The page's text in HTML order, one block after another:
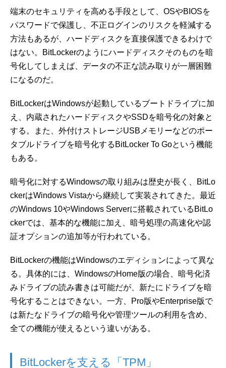
端末のセキュリティを高める手段として、OSやBIOSを
パスワードで保護し、不正ログインのリスクを軽減する
方法もあるが、ハードディスクを直接保護できるわけで
はない。BitLockerのようにハードディスクそのものを暗
号化してしまえば、データの不正な読み取りが一層困難
になるのだ。
BitLockerはWindowsが起動しているブートドライブに加
え、内蔵されたハードディスクやSSDを暗号化の対象と
する。また、外付けストレージUSBメモリーなどのポー
タブルドライブを暗号化するBitLocker To Goという機能
もある。
暗号化に対するWindowsの取り組みは歴史が長く、BitLo
ckerはWindows Vistaから継続して実装されてきた。最近
のWindows 10やWindows Serverに搭載されているBitLo
ckerでは、基本的な機能に加え、暗号処理の高速化や認
証オプションの追加等が行われている。
BitLockerの機能はWindowsのエディションによって異な
る。具体的には、WindowsのHome版の場合、暗号化済
みドライブの読み書きは可能だが、新たにドライブを暗
号化することはできない。一方、Pro版やEnterprise版で
は新たなドライブの暗号化や管理ツールの利用を含め、
全ての機能が使えるという違いがある。
BitLockerを支える「TPM」